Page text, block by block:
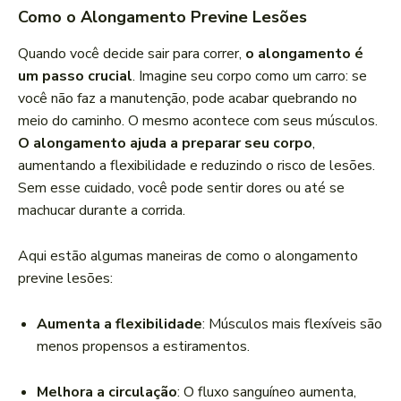
Como o Alongamento Previne Lesões
Quando você decide sair para correr, o alongamento é
um passo crucial. Imagine seu corpo como um carro: se
você não faz a manutenção, pode acabar quebrando no
meio do caminho. O mesmo acontece com seus músculos.
O alongamento ajuda a preparar seu corpo,
aumentando a flexibilidade e reduzindo o risco de lesões.
Sem esse cuidado, você pode sentir dores ou até se
machucar durante a corrida.
Aqui estão algumas maneiras de como o alongamento
previne lesões:
Aumenta a flexibilidade: Músculos mais flexíveis são
menos propensos a estiramentos.
Melhora a circulação: O fluxo sanguíneo aumenta,